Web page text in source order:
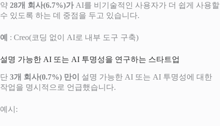
약 28개 회사(6.7%)가 AI를 비기술적인 사용자가 더 쉽게 사용할
수 있도록 하는 데 중점을 두고 있습니다.
예 : Creo(코딩 없이 AI로 내부 도구 구축)
설명 가능한 AI 또는 AI 투명성을 연구하는 스타트업
단 3개 회사(0.7%) 만이 설명 가능한 AI 또는 AI 투명성에 대한
작업을 명시적으로 언급했습니다.
예시: